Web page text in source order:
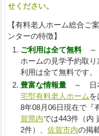
せください。
【有料老人ホーム総合ご
ンターの特徴】
ご利用は全て無料～
ホームの見学予約取
利用は全て無料です。
豊富な情報量～ 日
宅型有料老人ホーム
8年08月06日現在で『
賀県内では443件（内
2件）、 佐賀市内の掲